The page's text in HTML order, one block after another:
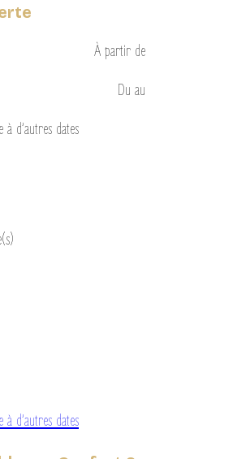
À partir de
Du au
à d’autres dates
à d’autres dates